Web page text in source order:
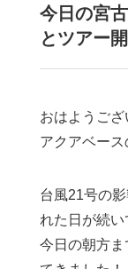
今日の宮
とツアー
おはようござ
アクアベース
台風21号の
れた日が続い
今日の朝方